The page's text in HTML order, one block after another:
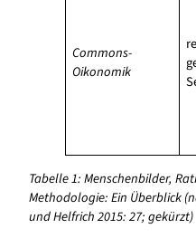
Commons-
Oikonomik
Tabelle 1: Menschenbilder,
Methodologie: Ein Überblick
und Helfrich 2015: 27; gekürzt)